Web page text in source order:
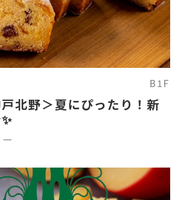
B1F
北野＞夏にぴったり！新